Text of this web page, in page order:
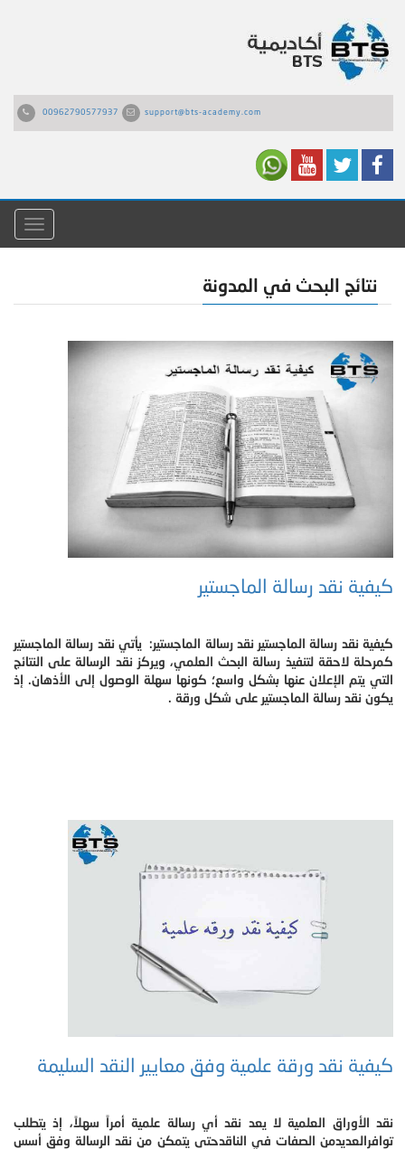
00962790577937 support@bts-academy.com
القائمة
نتائج البحث في المدونة
كيفية نقد رسالة الماجستير
كيفية نقد رسالة الماجستير نقد رسالة الماجستير: يأتي نقد رسالة الماجستير
كمرحلة لاحقة لتنفيذ رسالة البحث العلمي، ويركز نقد الرسالة على النتائج
التي يتم الإعلان عنها بشكل واسع؛ كونها سهلة الوصول إلى الأذهان. إذ
يكون نقد رسالة الماجستير على شكل ورقة .
كيفية نقد ورقة علمية وفق معايير النقد السليمة
نقد الأوراق العلمية لا يعد نقد أي رسالة علمية أمراً سهلاً، إذ يتطلب
توافرالعديدمن الصفات في الناقدحتى يتمكن من نقد الرسالة وفق أسس